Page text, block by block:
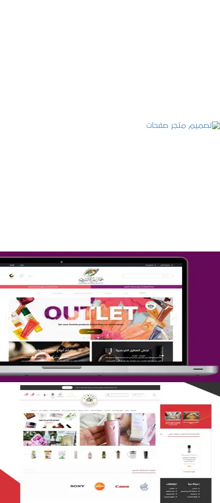
تصميم متجر جمال المرأة الشرقية
التفاصيل
تصميم متجر لمار
التفاصيل